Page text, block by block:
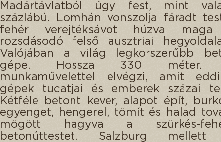
Madártávlatból úgy fest, mint
százlábú. Lomhán vonszolja fáradt
fehér verejtéksávot húzva
rozsdásodó felső ausztriai
Valójában a világ legkorszerűbb
gépe. Hossza 330 méter.
munkaművelettel elvégzi, amit
gépek tucatjai és emberek százai
Kétféle betont kever, alapot épít,
egyenget, hengerel, tömít és halad
mögött hagyva a szürkés-
betonúttestet. Salzburg mellett